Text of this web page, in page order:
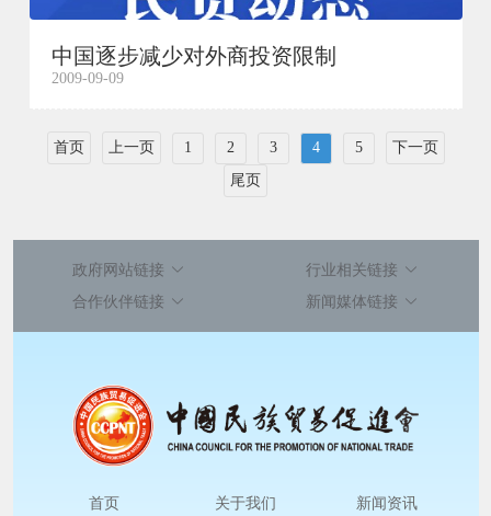
中国逐步减少对外商投资限制
2009-09-09
首页 上一页 1 2 3 4 5
下一页
尾页
政府网站链接
行业相关链接
合作伙伴链接
新闻媒体链接
首页 关于我们
新闻资讯